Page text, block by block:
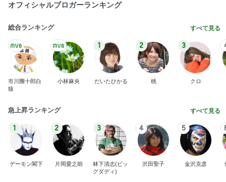
オフィシャルブロガーランキング
総合ランキング すべて見る
市川團十郎白
猿
小林麻央
1
だいたひかる
2
桃
3
クロ
急上昇ランキング すべて見る
1
デーモン閣下
2
片岡愛之助
3
林下清志(ビッ
グダディ)
4
沢田聖子
5
金沢克彦